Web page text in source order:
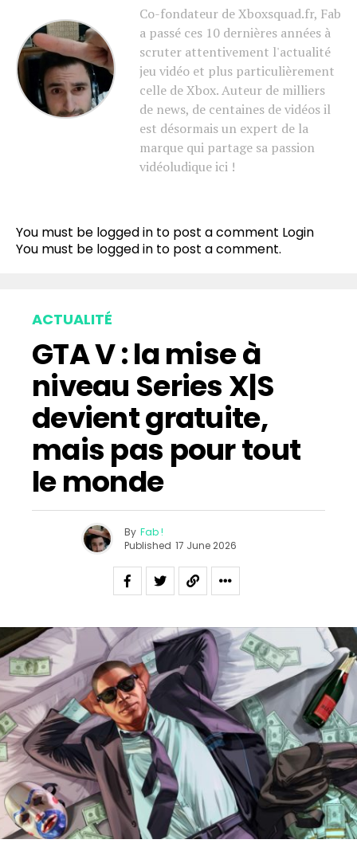
Co-fondateur de Xboxsquad.fr, Fab
a passé ces 10 dernières années à
scruter attentivement l'actualité
jeu vidéo et plus particulièrement
celle de Xbox. Auteur de milliers
de news, de centaines de vidéos il
est désormais un expert de la
marque qui partage sa passion
vidéoludique ici !
You must be logged in to post a comment Login
You must be logged in to post a comment.
ACTUALITÉ
GTA V : la mise à
niveau Series X|S
devient gratuite,
mais pas pour tout
le monde
By Fab !
Published 17 June 2026